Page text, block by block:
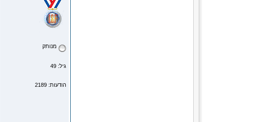
מנותק
גיל: 49
הודעות: 2189